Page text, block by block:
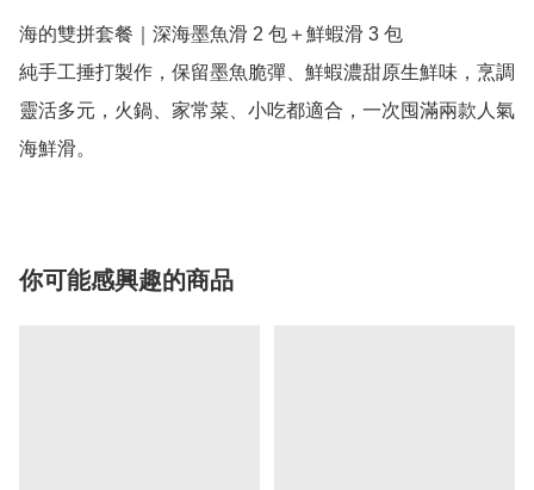
海的雙拼套餐｜深海墨魚滑 2 包＋鮮蝦滑 3 包
純手工捶打製作，保留墨魚脆彈、鮮蝦濃甜原生鮮味，烹調
靈活多元，火鍋、家常菜、小吃都適合，一次囤滿兩款人氣
海鮮滑。
你可能感興趣的商品